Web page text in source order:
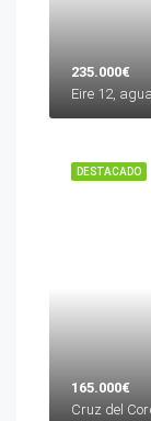
235.000€
Eire 12,
DESTACADO
165.000€